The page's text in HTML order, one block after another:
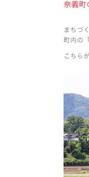
奈義町
まちづ
町内の
こちら